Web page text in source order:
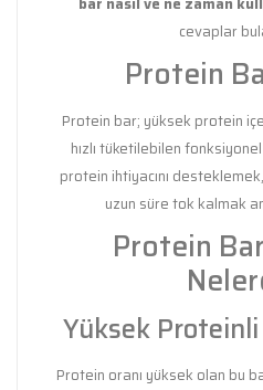
cevaplar
Protein
Protein bar; yüksek protein
hızlı tüketilebilen fonksiyonel
protein ihtiyacını
uzun süre tok kalmak
Protein
Yüksek
Protein oranı yüksek olan bu